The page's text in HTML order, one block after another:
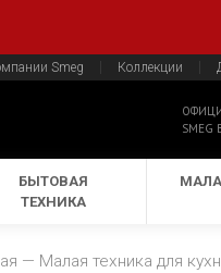
Smeg Коллекции
БЫТОВАЯ
ТЕХНИКА
Малая техника для